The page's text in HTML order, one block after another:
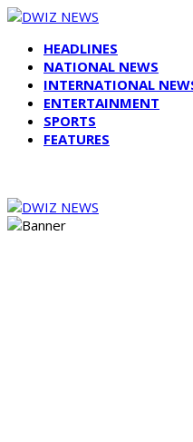
HEADLINES
NATIONAL NEWS
INTERNATIONAL
ENTERTAINMENT
SPORTS
FEATURES